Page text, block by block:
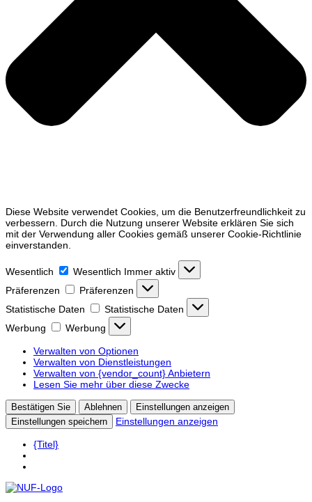
Diese Website verwendet Cookies, um die Benutzerfreundlichkeit zu
verbessern. Durch die Nutzung unserer Website erklären Sie sich
mit der Verwendung aller Cookies gemäß unserer Cookie-Richtlinie
einverstanden.
Wesentlich Wesentlich Immer aktiv
Präferenzen
Präferenzen
Statistische Daten
Statistische Daten
Werbung
Werbung
Verwalten von Optionen
Verwalten von Dienstleistungen
Verwalten von {vendor_count} Anbietern
Lesen Sie mehr über diese Zwecke
Bestätigen Sie Ablehnen
Einstellungen anzeigen
Einstellungen speichern
Einstellungen anzeigen
{Titel}